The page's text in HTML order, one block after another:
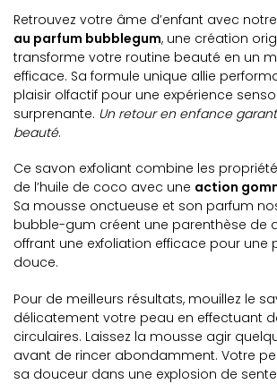
Retrouvez votre âme d’enfant avec notre
au parfum bubblegum, une création
transforme votre routine beauté en un
efficace. Sa formule unique allie
plaisir olfactif pour une expérience
surprenante. Un retour en enfance
beauté.
Ce savon exfoliant combine les
de l’huile de coco avec une action
Sa mousse onctueuse et son parfum
bubble-gum créent une parenthèse de
offrant une exfoliation efficace pour une
douce.
Pour de meilleurs résultats, mouillez le
délicatement votre peau en effectuant
circulaires. Laissez la mousse agir
avant de rincer abondamment. Votre
sa douceur dans une explosion de